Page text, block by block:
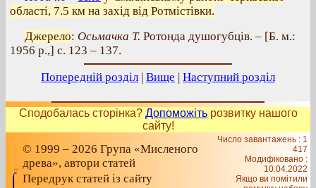
області, 7.5 км на захід від Ротмістівки.
Джерело: Осьмачка Т. Ротонда душогубців. – [Б. м.:
1956 р.,] с. 123 – 137.
Попередній розділ | Вище | Наступний розділ
Сподобалась сторінка? Допоможітьрозвитку нашого
сайту!
© 1999 – 2026 Група «Мисленого
древа», автори статей
Передрук статей із сайту
Число завантажень : 1
417
Модифіковано :
10.04.2022
Якщо ви помітили